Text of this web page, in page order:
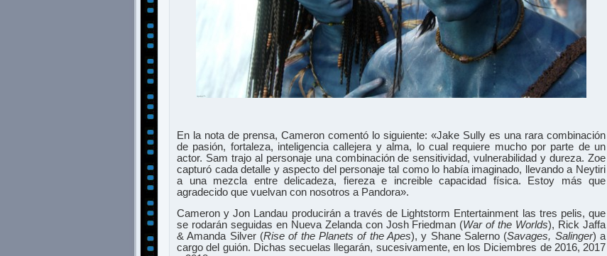
En la nota de prensa, Cameron comentó lo siguiente: «Jake Sully es una rara combinación
de pasión, fortaleza, inteligencia callejera y alma, lo cual requiere mucho por parte de un
actor. Sam trajo al personaje una combinación de sensitividad, vulnerabilidad y dureza. Zoe
capturó cada detalle y aspecto del personaje tal como lo había imaginado, llevando a Neytiri
a una mezcla entre delicadeza, fiereza e increible capacidad física. Estoy más que
agradecido que vuelvan con nosotros a Pandora».
Cameron y Jon Landau producirán a través de Lightstorm Entertainment las tres pelis, que
se rodarán seguidas en Nueva Zelanda con Josh Friedman (War of the Worlds), Rick Jaffa
& Amanda Silver (Rise of the Planets of the Apes), y Shane Salerno (Savages, Salinger) a
cargo del guión. Dichas secuelas llegarán, sucesivamente, en los Diciembres de 2016, 2017